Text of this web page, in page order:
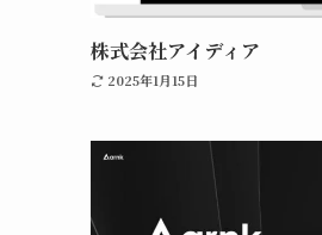
株式会社アイディア
2025年1月15日